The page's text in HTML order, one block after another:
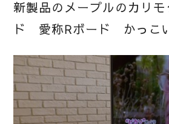
新製品のメープルのカリ
ド 愛称Rボード かっこい